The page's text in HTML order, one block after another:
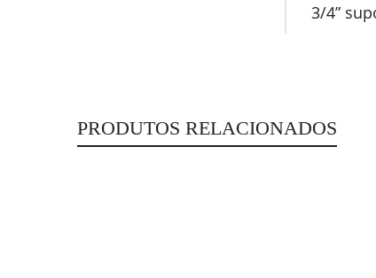
3/4”
PRODUTOS RELACIONADOS